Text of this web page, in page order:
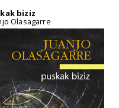
biziz
Olasagarre